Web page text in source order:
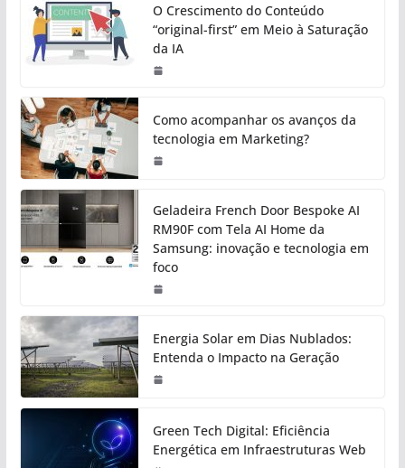
O Crescimento do Conteúdo
“original-first” em Meio à Saturação
da IA
Como acompanhar os avanços da
tecnologia em Marketing?
Geladeira French Door Bespoke AI
RM90F com Tela AI Home da
Samsung: inovação e tecnologia em
foco
Energia Solar em Dias Nublados:
Entenda o Impacto na Geração
Green Tech Digital: Eficiência
Energética em Infraestruturas Web